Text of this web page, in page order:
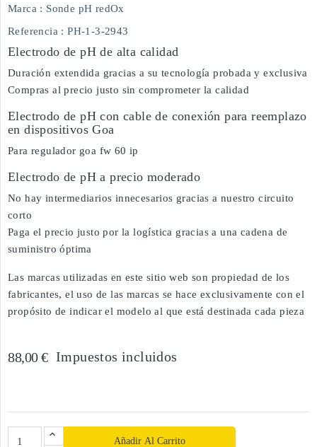
Marca : Sonde pH redOx
Referencia : PH-1-3-2943
Electrodo de pH de alta calidad
Duración extendida gracias a su tecnología probada y exclusiva
Compras al precio justo sin comprometer la calidad
Electrodo de pH con cable de conexión para reemplazo
en dispositivos Goa
Para regulador goa fw 60 ip
Electrodo de pH a precio moderado
No hay intermediarios innecesarios gracias a nuestro circuito
corto
Paga el precio justo por la logística gracias a una cadena de
suministro óptima
Las marcas utilizadas en este sitio web son propiedad de los
fabricantes, el uso de las marcas se hace exclusivamente con el
propósito de indicar el modelo al que está destinada cada pieza
88,00 € Impuestos incluidos
Añadir Al Carrito